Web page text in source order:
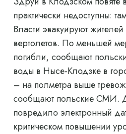
практически недоступны:
Власти эвакуируют
вертолетов. По меньшей
погибли, сообщают
воды в Нысе-Клодзке в
– на полметра выше
сообщают польские СМИ.
повредило электронный
критическом повышении